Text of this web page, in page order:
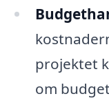
projektet
om